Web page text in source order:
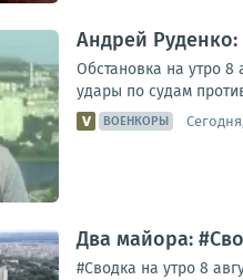
Андрей Руденко:
Обстановка на утро
удары по судам
ВОЕНКОРЫ
Два майора:
#Сводка на утро 8